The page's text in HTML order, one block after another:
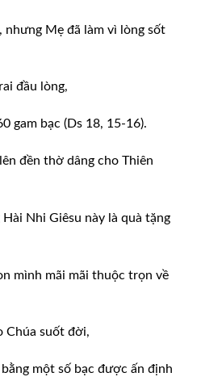
Mẹ đã làm vì lòng sốt
đầu lòng,
gam bạc (Ds 18, 15-16).
đền thờ dâng cho Thiên
Nhi Giêsu này là quà tặng
mình mãi mãi thuộc trọn về
Chúa suốt đời,
một số bạc được ấn định